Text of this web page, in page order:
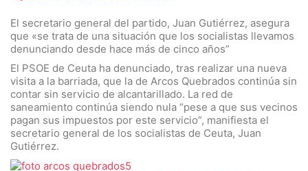
El secretario general del partido, Juan Gutiérrez, asegura
que «se trata de una situación que los socialistas llevamos
denunciando desde hace más de cinco años”
El PSOE de Ceuta ha denunciado, tras realizar una nueva
visita a la barriada, que la de Arcos Quebrados continúa sin
contar sin servicio de alcantarillado. La red de
saneamiento continúa siendo nula “pese a que sus vecinos
pagan sus impuestos por este servicio”, manifiesta el
secretario general de los socialistas de Ceuta, Juan
Gutiérrez.